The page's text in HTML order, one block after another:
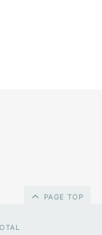
PAGE TOP